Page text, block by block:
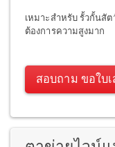
เหมาะสำหรับ รั้วกั้นสั
ต้องการความสูงมาก
สอบถาม ขอใบ